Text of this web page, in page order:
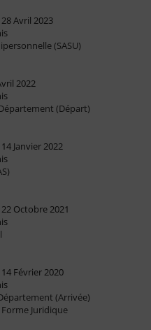
Avril 2023
(SASU)
2022
(Départ)
Janvier 2022
Octobre 2021
Février 2020
(Arrivée)
Juridique